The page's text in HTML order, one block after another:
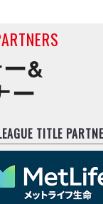
&
ー
TITLE